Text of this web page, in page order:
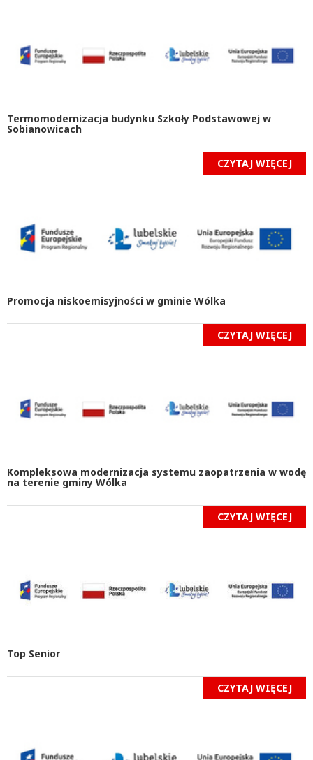
Termomodernizacja budynku Szkoły Podstawowej w
Sobianowicach
CZYTAJ WIĘCEJ
Promocja niskoemisyjności w gminie Wólka
CZYTAJ WIĘCEJ
Kompleksowa modernizacja systemu zaopatrzenia w wodę
na terenie gminy Wólka
CZYTAJ WIĘCEJ
Top Senior
CZYTAJ WIĘCEJ